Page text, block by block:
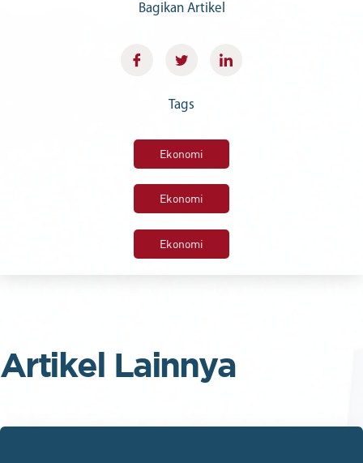
Bagikan Artikel
Tags
Ekonomi
Ekonomi
Ekonomi
Artikel Lainnya